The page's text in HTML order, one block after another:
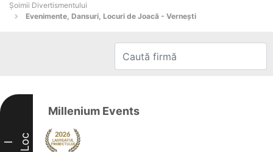
Şoimii Divertismentului
Evenimente, Dansuri, Locuri de Joacă - Verneşti
I Loc
Millenium Events